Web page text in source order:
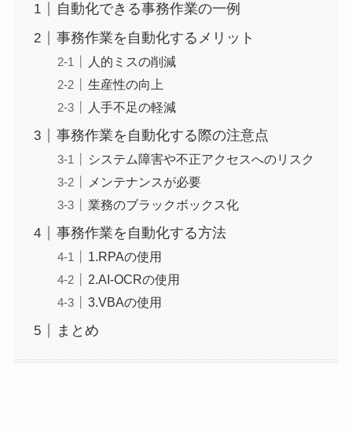
自動化できる事務作業の一例
事務作業を自動化するメリット
人的ミスの削減
生産性の向上
人手不足の軽減
事務作業を自動化する際の注意点
システム障害や不正アクセスへのリスク
メンテナンスが必要
業務のブラックボックス化
事務作業を自動化する方法
1.RPAの使用
2.AI-OCRの使用
3.VBAの使用
まとめ